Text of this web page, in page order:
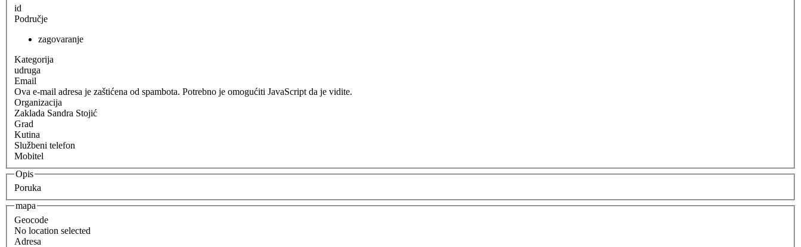
id
Područje
zagovaranje
Kategorija
udruga
Email
Ova e-mail adresa je zaštićena od spambota. Potrebno je omogućiti JavaScript da je vidite.
Organizacija
Zaklada Sandra Stojić
Grad
Kutina
Službeni telefon
Mobitel
Opis
Poruka
mapa
Geocode
No location selected
Adresa